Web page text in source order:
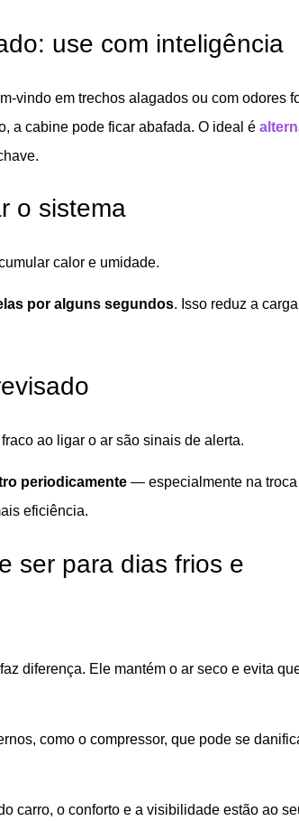
use com inteligência
vindo em trechos alagados ou com odores
a cabine pode ficar abafada. O ideal é
o sistema
calor e umidade.
por alguns segundos. Isso reduz a carga
ao ligar o ar são sinais de alerta.
periodicamente — especialmente na
eficiência.
ser para dias frios e
diferença. Ele mantém o ar seco e evita
como o compressor, que pode se
carro, o conforto e a visibilidade estão ao